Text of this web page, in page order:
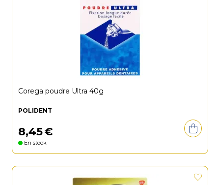
Corega poudre Ultra 40g
POLIDENT
8,45€
En stock